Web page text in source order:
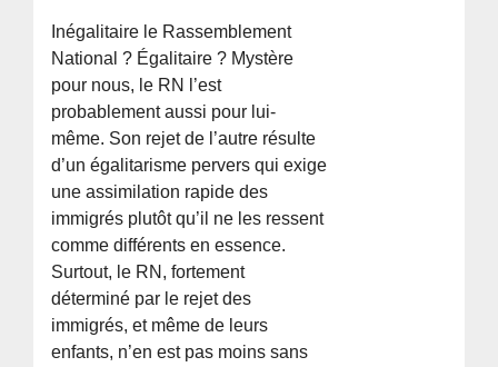
Inégalitaire le Rassemblement
National ? Égalitaire ? Mystère
pour nous, le RN l’est
probablement aussi pour lui-
même. Son rejet de l’autre résulte
d’un égalitarisme pervers qui exige
une assimilation rapide des
immigrés plutôt qu’il ne les ressent
comme différents en essence.
Surtout, le RN, fortement
déterminé par le rejet des
immigrés, et même de leurs
enfants, n’en est pas moins sans